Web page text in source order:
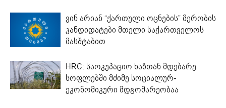
ვინ არიან “ქართული ოცნების” მერობის
კანდიდატები მთელი საქართველოს
მასშტაბით
HRC: საოკუპაციო ხაზთან მდებარე
სოფლებში მძიმე სოციალურ-
ეკონომიკური მდგომარეობაა